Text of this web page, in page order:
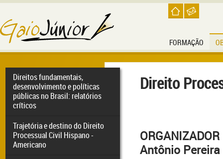
FORMAÇÃO
Direitos fundamentais,
desenvolvimento e políticas
públicas no Brasil: relatórios
críticos
Trajetória e destino do Direito
Processual Civil Hispano -
Americano
Direito
ORGANIZADOR
Antônio